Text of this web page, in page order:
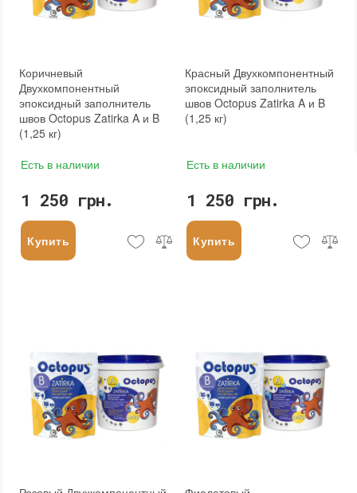
Коричневый
Двухкомпонентный
эпоксидный заполнитель
швов Octopus Zatirka A и B
(1,25 кг)
Есть в наличии
1 250 грн.
Купить
Красный Двухкомпонентный
эпоксидный заполнитель
швов Octopus Zatirka A и B
(1,25 кг)
Есть в наличии
1 250 грн.
Купить